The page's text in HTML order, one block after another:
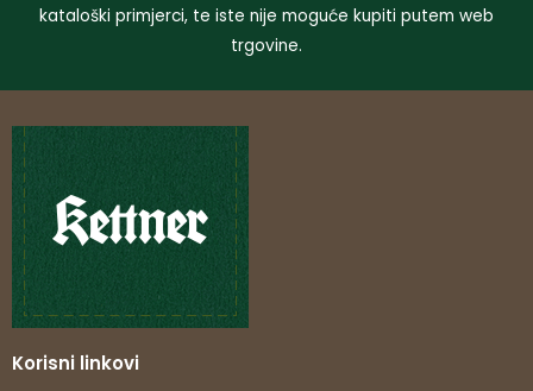
kataloški primjerci, te iste nije moguće kupiti putem web
trgovine.
Korisni linkovi